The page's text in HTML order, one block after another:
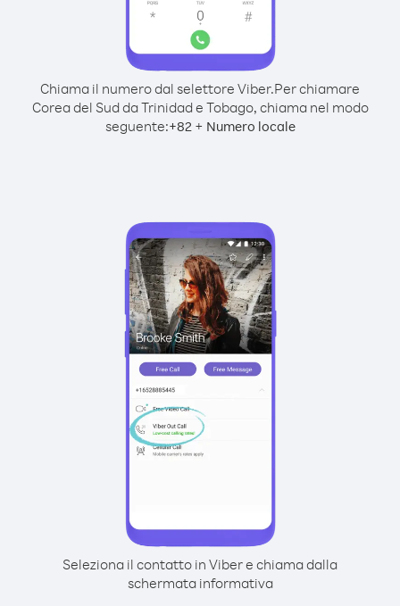
Chiama il numero dal selettore Viber.Per chiamare
Corea del Sud da Trinidad e Tobago, chiama nel modo
seguente:+82+ Numero locale
Seleziona il contatto in Viber e chiama dalla
schermata informativa